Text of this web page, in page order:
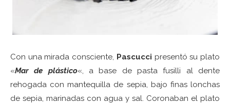
Con una mirada consciente, Pascucci presentó su plato
«Mar de plástico«, a base de pasta fusilli al dente
rehogada con mantequilla de sepia, bajo finas lonchas
de sepia, marinadas con agua y sal. Coronaban el plato